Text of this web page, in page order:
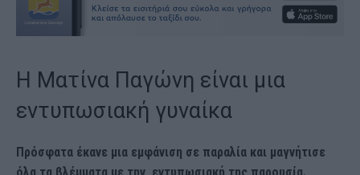
Η Ματίνα Παγώνη είναι μια
εντυπωσιακή γυναίκα
Πρόσφατα έκανε μια εμφάνιση σε παραλία και μαγνήτισε